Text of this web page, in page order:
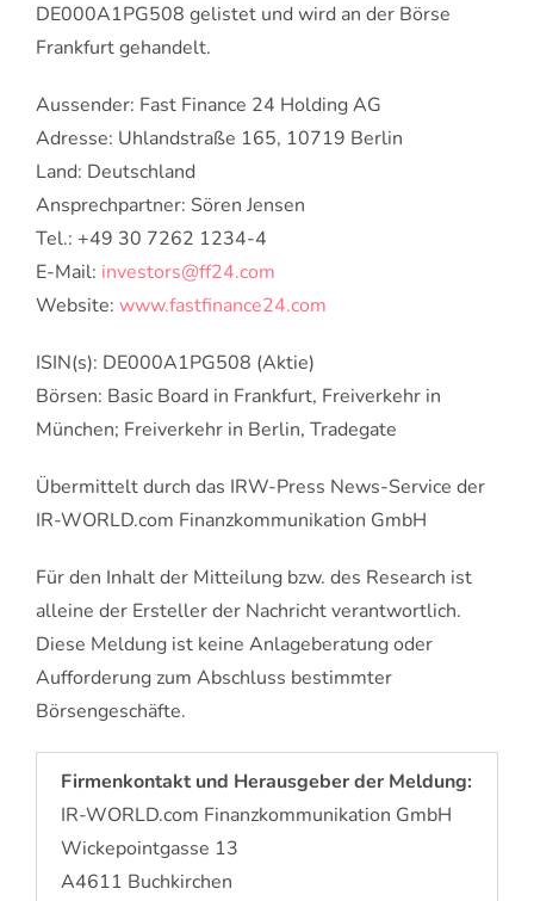
DE000A1PG508 gelistet und wird an der Börse
Frankfurt gehandelt.
Aussender: Fast Finance 24 Holding AG
Adresse: Uhlandstraße 165, 10719 Berlin
Land: Deutschland
Ansprechpartner: Sören Jensen
Tel.: +49 30 7262 1234-4
E-Mail: investors@ff24.com
Website: www.fastfinance24.com
ISIN(s): DE000A1PG508 (Aktie)
Börsen: Basic Board in Frankfurt, Freiverkehr in
München; Freiverkehr in Berlin, Tradegate
Übermittelt durch das IRW-Press News-Service der
IR-WORLD.com Finanzkommunikation GmbH
Für den Inhalt der Mitteilung bzw. des Research ist
alleine der Ersteller der Nachricht verantwortlich.
Diese Meldung ist keine Anlageberatung oder
Aufforderung zum Abschluss bestimmter
Börsengeschäfte.
Firmenkontakt und Herausgeber der Meldung:
IR-WORLD.com Finanzkommunikation GmbH
Wickepointgasse 13
A4611 Buchkirchen